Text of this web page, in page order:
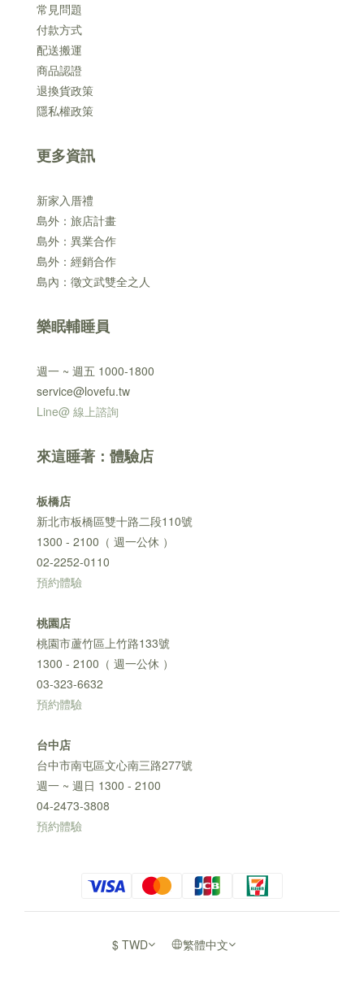
常見問題
付款方式
配送搬運
商品認證
退換貨政策
隱私權政策
更多資訊
新家入厝禮
島外：旅店計畫
島外：異業合作
島外：經銷合作
島內：徵文武雙全之人
樂眠輔睡員
週一 ~ 週五 1000-1800
service@lovefu.tw
Line@ 線上諮詢
來這睡著：體驗店
板橋店
新北市板橋區雙十路二段110號
1300 - 2100（ 週一公休 ）
02-2252-0110
預約體驗
桃園店
桃園市蘆竹區上竹路133號
1300 - 2100（ 週一公休 ）
03-323-6632
預約體驗
台中店
台中市南屯區文心南三路277號
週一 ~ 週日 1300 - 2100
04-2473-3808
預約體驗
$ TWD 繁體中文